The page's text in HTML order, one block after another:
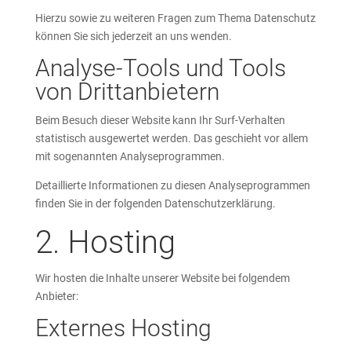
Hierzu sowie zu weiteren Fragen zum Thema Datenschutz
können Sie sich jederzeit an uns wenden.
Analyse-Tools und Tools
von Dritt­anbietern
Beim Besuch dieser Website kann Ihr Surf-Verhalten
statistisch ausgewertet werden. Das geschieht vor allem
mit sogenannten Analyseprogrammen.
Detaillierte Informationen zu diesen Analyseprogrammen
finden Sie in der folgenden Datenschutzerklärung.
2. Hosting
Wir hosten die Inhalte unserer Website bei folgendem
Anbieter:
Externes Hosting